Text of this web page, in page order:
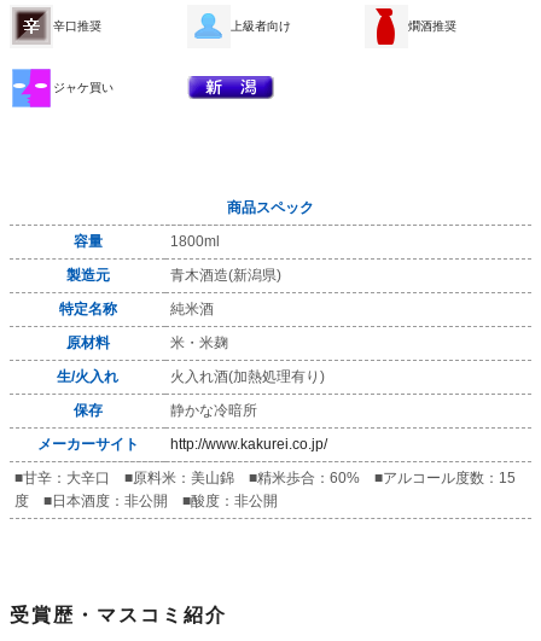
辛口推奨 上級者向け 燗酒推奨
ジャケ買い
商品スペック
容量
1800ml
製造元
青木酒造(新潟県)
特定名称
純米酒
原材料
米・米麹
生/火入れ
火入れ酒(加熱処理有り)
保存
静かな冷暗所
メーカーサイト
http://www.kakurei.co.jp/
■甘辛：大辛口 ■原料米：美山錦 ■精米歩合：60% ■アルコール度数：15
度 ■日本酒度：非公開 ■酸度：非公開
受賞歴・マスコミ紹介